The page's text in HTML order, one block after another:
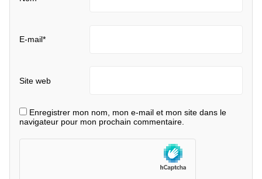
E-mail*
Site web
Enregistrer mon nom, mon e-mail et mon site dans le
navigateur pour mon prochain commentaire.